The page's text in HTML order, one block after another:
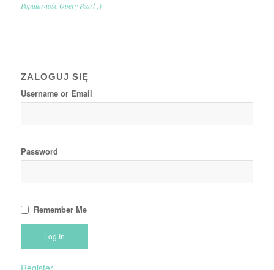
Popularność Opery Pearl :)
ZALOGUJ SIĘ
Username or Email
Password
Remember Me